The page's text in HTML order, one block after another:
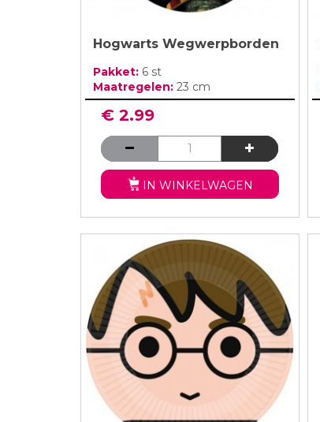
Hogwarts Wegwerpborden
Pakket: 6 st
Maatregelen: 23 cm
€ 2.99
IN WINKELWAGEN